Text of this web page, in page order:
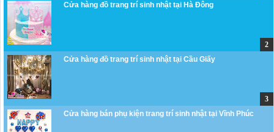
Cửa hàng đồ trang trí sinh nhật tại Hà Đông
Cửa hàng đồ trang trí sinh nhật tại Cầu Giấy
Cửa hàng bán phụ kiện trang trí sinh nhật tại Vĩnh Phúc